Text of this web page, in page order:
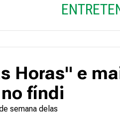
Horas" e
fíndi
semana delas